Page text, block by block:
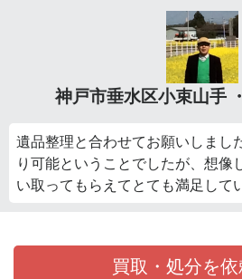
神戸市垂水区小束山手
遺品整理と合わせてお願いしまし
り可能ということでしたが、想像
い取ってもらえてとても満足して
買取・処分を